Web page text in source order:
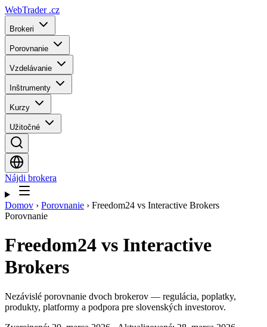
WebTrader .cz
Brokeri
Porovnanie
Vzdelávanie
Inštrumenty
Kurzy
Užitočné
Nájdi brokera
Domov › Porovnanie › Freedom24 vs Interactive Brokers
Porovnanie
Freedom24 vs Interactive
Brokers
Nezávislé porovnanie dvoch brokerov — regulácia, poplatky,
produkty, platformy a podpora pre slovenských investorov.